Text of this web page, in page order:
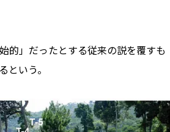
的」だったとする従来の説を覆すも
いう。